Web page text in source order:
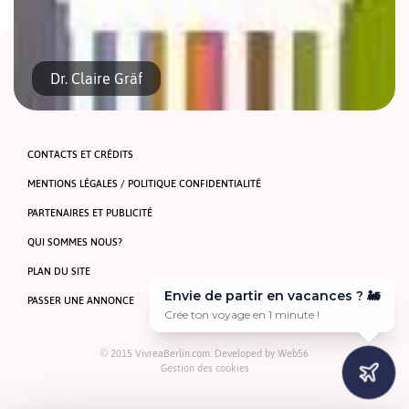
Dr. Claire Gräf
Tegel Praxis für Radiologie Zentrum für
Berlin T. 030 / 437 318-03 Fax: 030/ 437318-05 Lun.-Mar.-
Jeu. 8-13 h 14-18h Mer.- Vendr. 8-13h www.radiologie-
tegel.de www.anthromed-bb.de Parle français […]
CONTACTS ET CRÉDITS
MENTIONS LÉGALES / POLITIQUE CONFIDENTIALITÉ
PARTENAIRES ET PUBLICITÉ
QUI SOMMES NOUS?
PLAN DU SITE
PASSER UNE ANNONCE
© 2015 VivreaBerlin.com. Developed by Web56
Gestion des cookies
Envie de partir en vacances ? 🚂
Crée ton voyage en 1 minute !